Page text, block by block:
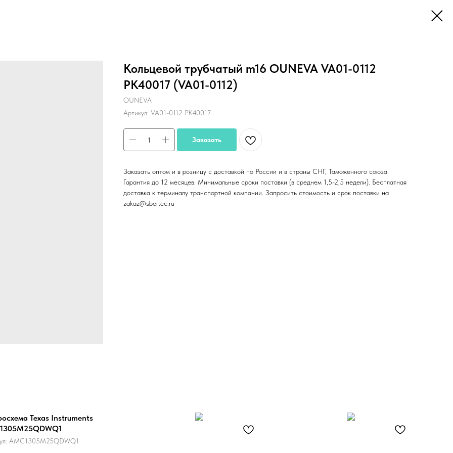
Кольцевой трубчатый m16 OUNEVA VA01-0112
PK40017 (VA01-0112)
OUNEVA
Артикул: VA01-0112 PK40017
Заказать
Заказать оптом и в розницу с доставкой по России и в страны СНГ, Таможенного союза.
Гарантия до 12 месяцев. Минимальные сроки поставки (в среднем 1,5-2,5 недели). Бесплатная
доставка к терминалу транспортной компании. Запросить стоимость и срок поставки на
zakaz@sbertec.ru
Texas Instruments
AMC1305M25QDWQ1